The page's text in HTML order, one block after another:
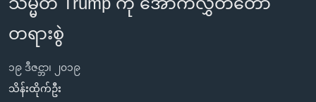
များ
ပင်မ
သို့
ကျော်
အမေရိကန်
အစ္စရေး-ပါလက်စတိုင်း
သတင်းလွတ်လပ်ခွင့်
ရပ်ဝန်းတခု လမ်းတခု အလွန်
အင်္ဂလိပ်စာလေ့လာမယ်
တရားစွဲ
၁၉ ဒီဇင္ဘာ၊ ၂၀၁၉
သိန်းထိုက်ဦး